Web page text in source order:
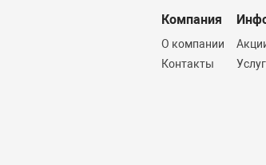
Компания
О компании
Контакты